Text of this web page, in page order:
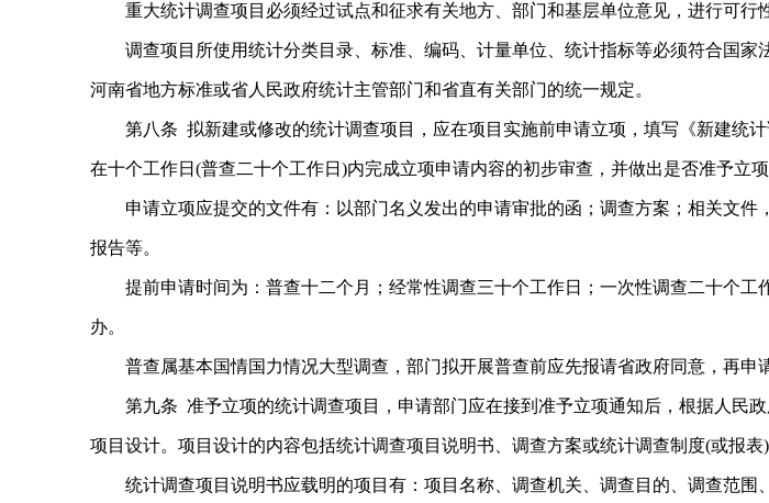
重大统计调查项目必须经过试点和征求有关地方、部门和基层单位意见，进行可行
调查项目所使用统计分类目录、标准、编码、计量单位、统计指标等必须符合国
河南省地方标准或省人民政府统计主管部门和省直有关部门的统一规定。
第八条 拟新建或修改的统计调查项目，应在项目实施前申请立项，填写《新建统
在十个工作日(普查二十个工作日)内完成立项申请内容的初步审查，并做出是否准予立项
申请立项应提交的文件有：以部门名义发出的申请审批的函；调查方案；相关文
报告等。
提前申请时间为：普查十二个月；经常性调查三十个工作日；一次性调查二十个
办。
普查属基本国情国力情况大型调查，部门拟开展普查前应先报请省政府同意，再申
第九条 准予立项的统计调查项目，申请部门应在接到准予立项通知后，根据人民
项目设计。项目设计的内容包括统计调查项目说明书、调查方案或统计调查制度(或报表)
统计调查项目说明书应载明的项目有：项目名称、调查机关、调查目的、调查范